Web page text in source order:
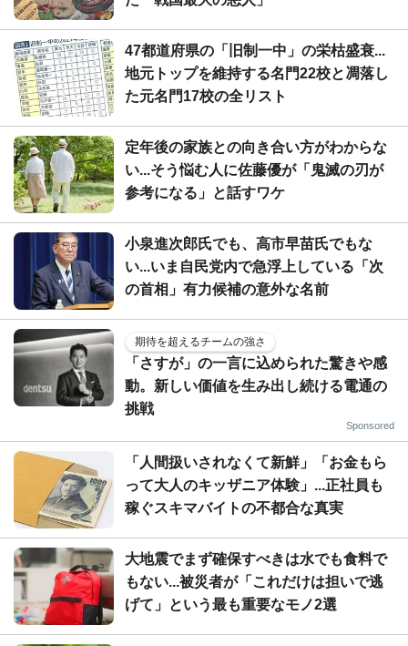
47都道府県の「旧制一中」の栄枯盛衰...
地元トップを維持する名門22校と凋落し
た元名門17校の全リスト
定年後の家族との向き合い方がわからな
い...そう悩む人に佐藤優が「鬼滅の刃が
参考になる」と話すワケ
小泉進次郎氏でも、高市早苗氏でもな
い...いま自民党内で急浮上している「次
の首相」有力候補の意外な名前
期待を超えるチームの強さ
「さすが」の一言に込められた驚きや感
動。新しい価値を生み出し続ける電通の
挑戦
Sponsored
「人間扱いされなくて新鮮」「お金もら
って大人のキッザニア体験」...正社員も
稼ぐスキマバイトの不都合な真実
大地震でまず確保すべきは水でも食料で
もない...被災者が「これだけは担いで逃
げて」という最も重要なモノ2選